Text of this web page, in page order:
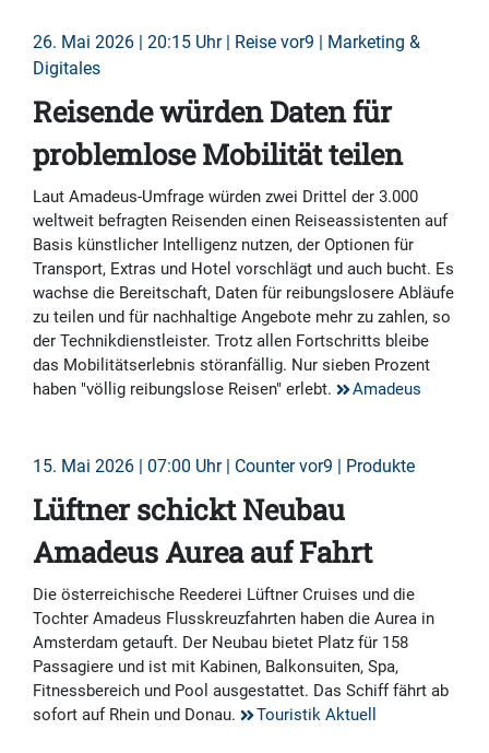
26. Mai 2026 | 20:15 Uhr | Reise vor9 | Marketing &
Digitales
Reisende würden Daten für
problemlose Mobilität teilen
Laut Amadeus-Umfrage würden zwei Drittel der 3.000
weltweit befragten Reisenden einen Reiseassistenten auf
Basis künstlicher Intelligenz nutzen, der Optionen für
Transport, Extras und Hotel vorschlägt und auch bucht. Es
wachse die Bereitschaft, Daten für reibungslosere Abläufe
zu teilen und für nachhaltige Angebote mehr zu zahlen, so
der Technikdienstleister. Trotz allen Fortschritts bleibe
das Mobilitätserlebnis störanfällig. Nur sieben Prozent
haben "völlig reibungslose Reisen" erlebt.
Amadeus
15. Mai 2026 | 07:00 Uhr | Counter vor9 | Produkte
Lüftner schickt Neubau
Amadeus Aurea auf Fahrt
Die österreichische Reederei Lüftner Cruises und die
Tochter Amadeus Flusskreuzfahrten haben die Aurea in
Amsterdam getauft. Der Neubau bietet Platz für 158
Passagiere und ist mit Kabinen, Balkonsuiten, Spa,
Fitnessbereich und Pool ausgestattet. Das Schiff fährt ab
sofort auf Rhein und Donau.
Touristik Aktuell